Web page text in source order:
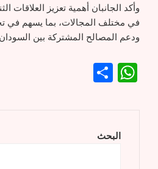
وأكد الجانبان أهمية تعزيز العلاقات
في مختلف المجالات، بما يسهم في
ودعم المصالح المشتركة بين
WhatsApp
البحث